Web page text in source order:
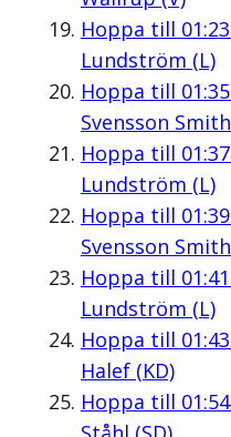
Hoppa till
Lundström (L)
Hoppa till
Svensson
Hoppa till
Lundström (L)
Hoppa till
Svensson
Hoppa till
Lundström (L)
Hoppa till
Halef (KD)
Hoppa till